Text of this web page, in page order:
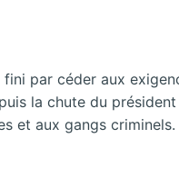
par céder aux
la chute du
et aux gangs